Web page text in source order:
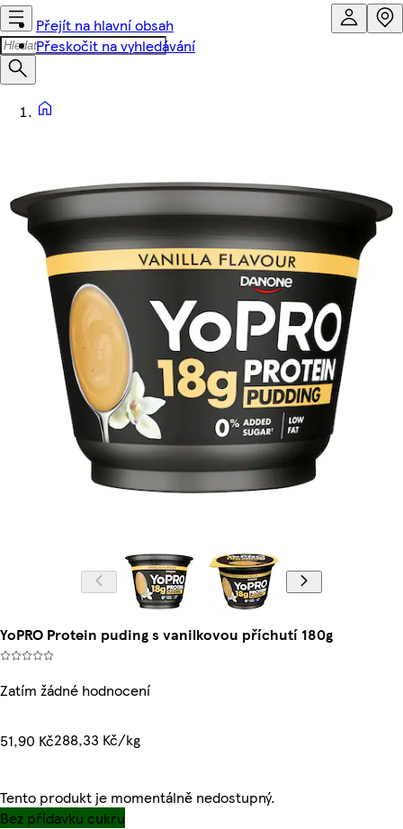
Přejít na hlavní obsah
Přeskočit na vyhledávání
YoPRO Protein puding s vanilkovou příchutí 180g
Zatím žádné hodnocení
51,90 Kč288,33 Kč/kg
Tento produkt je momentálně nedostupný.
Bez přídavku cukru